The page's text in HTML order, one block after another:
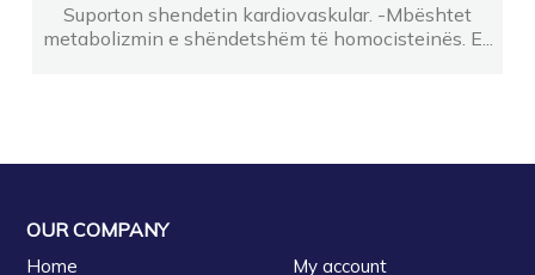
Suporton shendetin kardiovaskular. -Mbështet
metabolizmin e shëndetshëm të homocisteinës. E...
OUR COMPANY
Home My account